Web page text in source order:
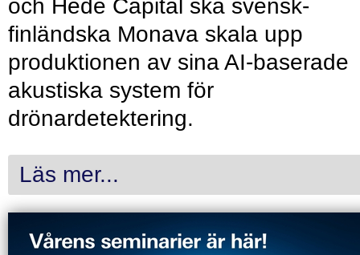
och Hede Capital ska svensk-
finländska Monava skala upp
produktionen av sina AI-baserade
akustiska system för
drönardetektering.
Läs mer...